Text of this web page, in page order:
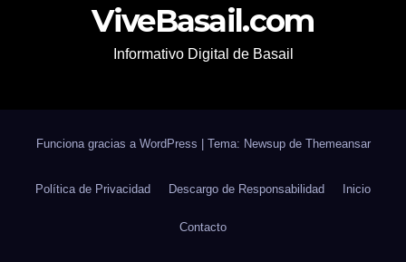
ViveBasail.com
Informativo Digital de Basail
Funciona gracias a WordPress | Tema: Newsup de Themeansar
Política de Privacidad Descargo de Responsabilidad Inicio
Contacto